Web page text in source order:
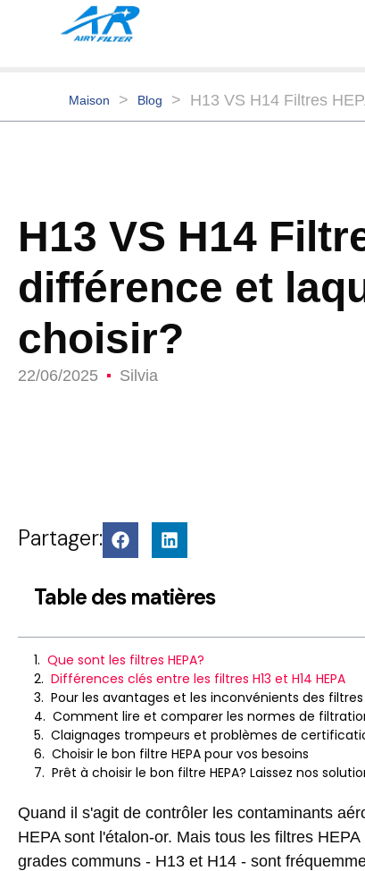
Maison > Blog > H13 VS H14 Filtres
H13 VS H14
différence et
choisir?
22/06/2025 Silvia
Partager:
Table des matières
Que sont les filtres HEPA?
Différences clés entre les filtres H13 et H14 HEPA
Pour les avantages et les inconvénients des filtres
Comment lire et comparer les normes de
Claignages trompeurs et problèmes de
Choisir le bon filtre HEPA pour vos besoins
Prêt à choisir le bon filtre HEPA? Laissez nos
Quand il s'agit de contrôler les contaminants
HEPA sont l'étalon-or. Mais tous les filtres
grades communs - H13 et H14 - sont